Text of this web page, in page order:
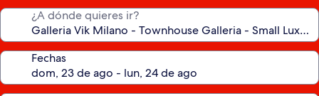
¿A dónde quieres ir?
Fechas